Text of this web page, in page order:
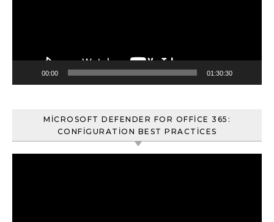
00:00 01:30:30
MICROSOFT DEFENDER FOR OFFICE 365:
CONFIGURATION BEST PRACTICES